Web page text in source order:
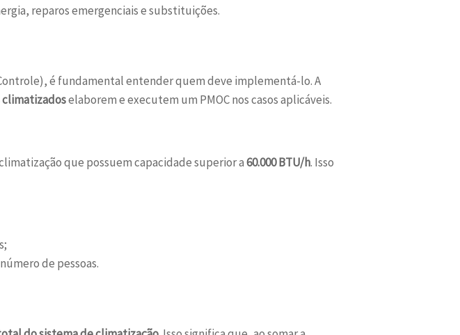
reparos emergenciais e substituições.
é fundamental entender quem deve implementá-lo. A
elaborem e executem um PMOC nos casos aplicáveis.
que possuem capacidade superior a60.000 BTU/h. Isso
de pessoas.